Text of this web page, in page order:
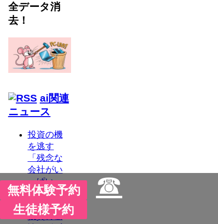
全データ消
去！
ai関連
ニュース
投資の機
を逃す
「残念な
会社がい
っぱい」
――ソフ
トバンクG
投資の秘
無料体験予約 ☎
生徒様予約